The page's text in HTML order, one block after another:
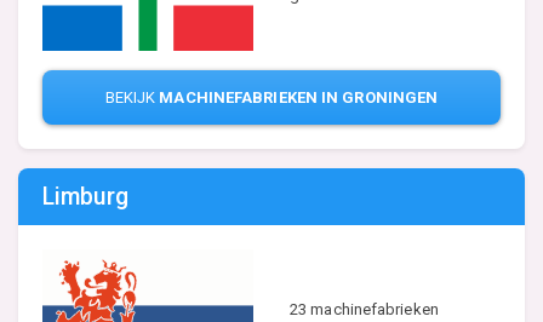
BEKIJK MACHINEFABRIEKEN IN GRONINGEN
Limburg
23 machinefabrieken